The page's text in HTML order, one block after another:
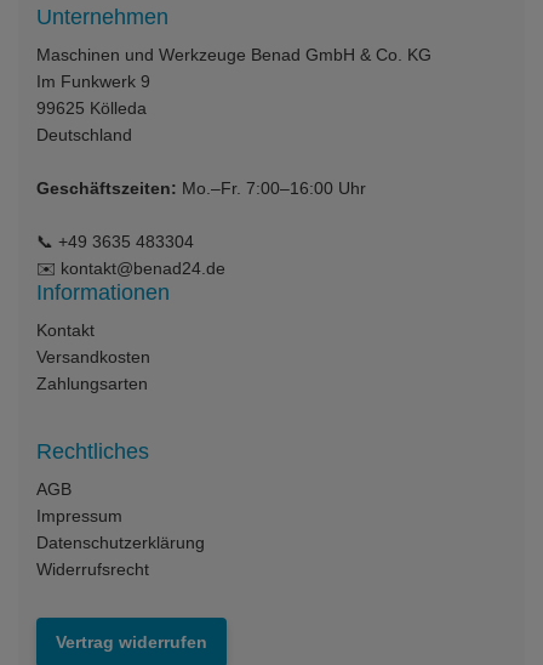
Unternehmen
Maschinen und Werkzeuge Benad GmbH & Co. KG
Im Funkwerk 9
99625 Kölleda
Deutschland
Geschäftszeiten: Mo.–Fr. 7:00–16:00 Uhr
📞 +49 3635 483304
✉️ kontakt@benad24.de
Informationen
Kontakt
Versandkosten
Zahlungsarten
Rechtliches
AGB
Impressum
Datenschutzerklärung
Widerrufsrecht
Vertrag widerrufen